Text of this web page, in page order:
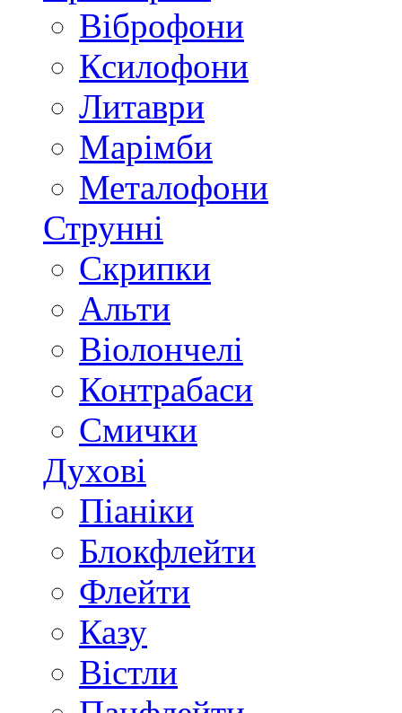
Віброфони
Ксилофони
Литаври
Марімби
Металофони
Струнні
Скрипки
Альти
Віолончелі
Контрабаси
Смички
Духові
Піаніки
Блокфлейти
Флейти
Казу
Вістли